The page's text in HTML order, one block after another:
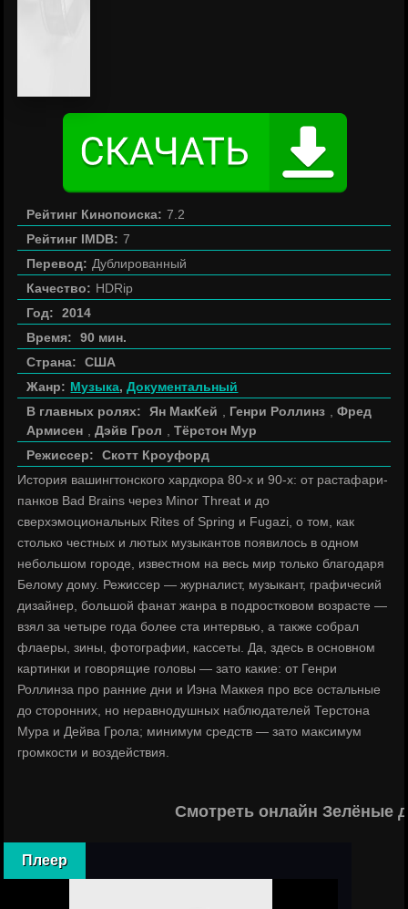
Рейтинг Кинопоиска: 7.2
Рейтинг IMDB: 7
Перевод: Дублированный
Качество: HDRip
Год:
2014
Время:
90 мин.
Страна:
США
Жанр: Музыка,Документальный
В главных ролях:
Ян МакКей Генри Роллинз ,Фред
Армисен
,Дэйв Грол ,Тёрстон Мур
Режиссер:
Скотт Кроуфорд
История вашингтонского хардкора 80-х и 90-х: от растафари-
панков Bad Brains через Minor Threat и до
сверхэмоциональных Rites of Spring и Fugazi, о том, как
столько честных и лютых музыкантов появилось в одном
небольшом городе, известном на весь мир только благодаря
Белому дому. Режиссер — журналист, музыкант, графичесий
дизайнер, большой фанат жанра в подростковом возрасте —
взял за четыре года более ста интервью, а также собрал
флаеры, зины, фотографии, кассеты. Да, здесь в основном
картинки и говорящие головы — зато какие: от Генри
Роллинза про ранние дни и Иэна Маккея про все остальные
до сторонних, но неравнодушных наблюдателей Терстона
Мура и Дейва Грола; минимум средств — зато максимум
громкости и воздействия.
Смотреть онлайн Зелёные
Плеер